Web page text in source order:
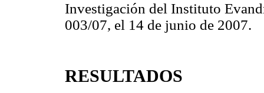
Investigación del Instituto
003/07, el 14 de junio de 2007.
RESULTADOS